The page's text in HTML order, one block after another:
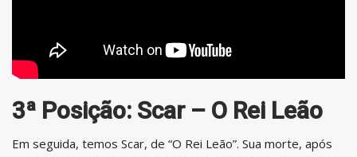
3ª Posição: Scar – O Rei Leão
Em seguida, temos Scar, de “O Rei Leão”. Sua morte, após